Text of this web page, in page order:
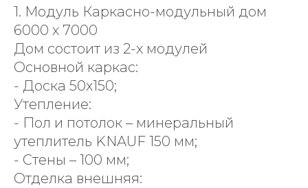
1. Модуль Каркасно-модульный дом
6000 х 7000
Дом состоит из 2-х модулей
Основной каркас:
- Доска 50х150;
Утепление:
- Пол и потолок – минеральный
утеплитель KNAUF 150 мм;
- Стены – 100 мм;
Отделка внешняя: